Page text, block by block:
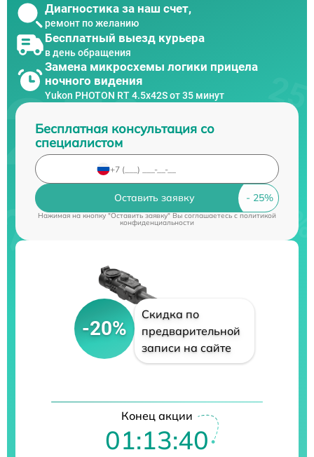
Диагностика за наш счет,
ремонт по желанию
Бесплатный выезд курьера
в день обращения
Замена микросхемы логики прицела
ночного видения
Yukon PHOTON RT 4.5x42S от 35 минут
Бесплатная консультация со
специалистом
Оставить заявку
Нажимая на кнопку "Оставить заявку" Вы соглашаетесь cполитикой
конфиденциальности
-20%
Скидка по
предварительной
записи на сайте
Конец акции
01:13:39